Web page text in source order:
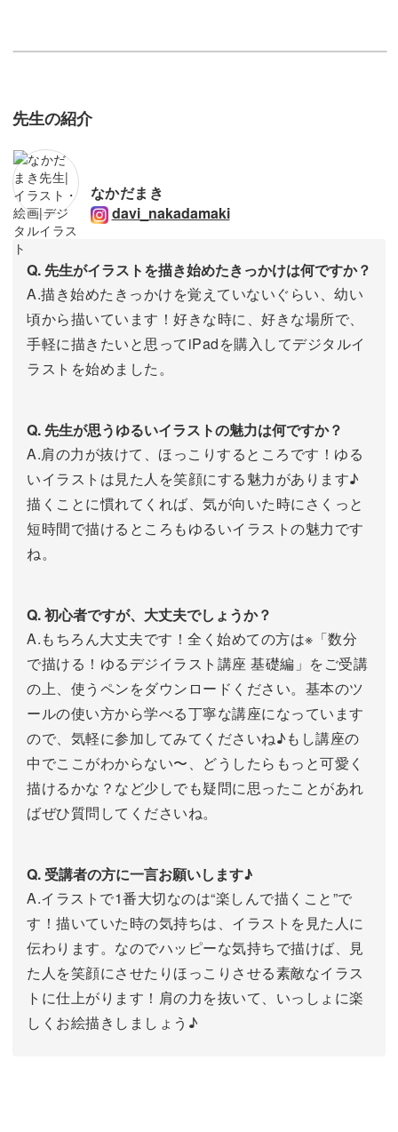
先生の紹介
なかだまき
davi_nakadamaki
Q. 先生がイラストを描き始めたきっかけは何ですか？
A.描き始めたきっかけを覚えていないぐらい、幼い
頃から描いています！好きな時に、好きな場所で、
手軽に描きたいと思ってiPadを購入してデジタルイ
ラストを始めました。
Q. 先生が思うゆるいイラストの魅力は何ですか？
A.肩の力が抜けて、ほっこりするところです！ゆる
いイラストは見た人を笑顔にする魅力があります♪
描くことに慣れてくれば、気が向いた時にさくっと
短時間で描けるところもゆるいイラストの魅力です
ね。
Q. 初心者ですが、大丈夫でしょうか？
A.もちろん大丈夫です！全く始めての方は※「数分
で描ける！ゆるデジイラスト講座 基礎編」をご受講
の上、使うペンをダウンロードください。基本のツ
ールの使い方から学べる丁寧な講座になっています
ので、気軽に参加してみてくださいね♪もし講座の
中でここがわからない〜、どうしたらもっと可愛く
描けるかな？など少しでも疑問に思ったことがあれ
ばぜひ質問してくださいね。
Q. 受講者の方に一言お願いします♪
A.イラストで1番大切なのは“楽しんで描くこと”で
す！描いていた時の気持ちは、イラストを見た人に
伝わります。なのでハッピーな気持ちで描けば、見
た人を笑顔にさせたりほっこりさせる素敵なイラス
トに仕上がります！肩の力を抜いて、いっしょに楽
しくお絵描きしましょう♪